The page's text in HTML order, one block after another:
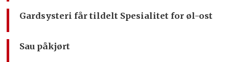
Gardsysteri får tildelt Spesialitet for øl-ost
Sau påkjørt